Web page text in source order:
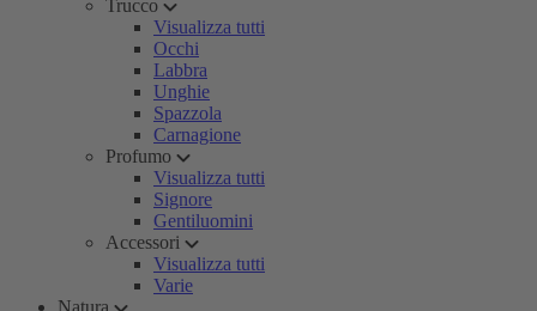
Trucco
Visualizza tutti
Occhi
Labbra
Unghie
Spazzola
Carnagione
Profumo
Visualizza tutti
Signore
Gentiluomini
Accessori
Visualizza tutti
Varie
Natura